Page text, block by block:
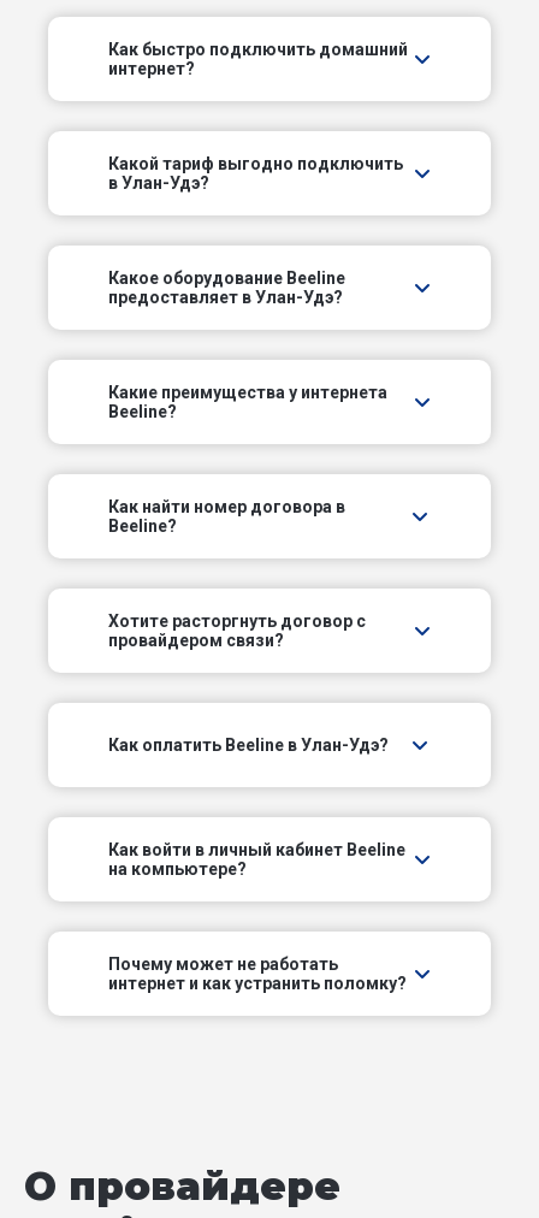
Курумканский пр-д
Медицинский пер
Можайский пер
Окинский пер
Олимпийский пер
Онежский пер
Оронгойский пер
Республиканский пер
Ростовский пер
Садовый проезд
Саратовский пер
Строительный проезд
Как быстро подключить домашний
интернет?
Какой тариф выгодно подключить
в Улан-Удэ?
Какое оборудование Beeline
предоставляет в Улан-Удэ?
Какие преимущества у интернета
Beeline?
Как найти номер договора в
Beeline?
Хотите расторгнуть договор с
провайдером связи?
Как оплатить Beeline в Улан-Удэ?
Как войти в личный кабинет Beeline
на компьютере?
Почему может не работать
интернет и как устранить поломку?
О провайдере